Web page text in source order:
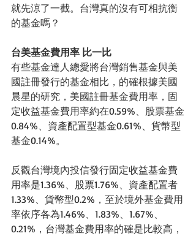
就先涼了一截。台灣真的沒有可相抗衡
的基金嗎？
台美基金費用率 比一比
有些基金達人總愛將台灣銷售基金與美
國註冊發行的基金相比，的確根據美國
晨星的研究，美國註冊基金費用率，固
定收益基金費用率約在0.59%、股票基金
0.84%、資產配置型基金0.61%、貨幣型
基金0.14%。
反觀台灣境內投信發行固定收益基金費
用率是1.36%、股票1.76%、資產配置者
1.33%、貨幣型0.2%，至於境外基金費用
率依序各為1.46%、1.83%、1.67%、
0.21%，台灣基金費用率的確是比較高，